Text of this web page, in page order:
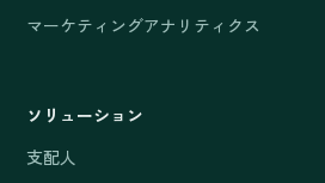
マーケティングアナリティクス
ソリューション
支配人